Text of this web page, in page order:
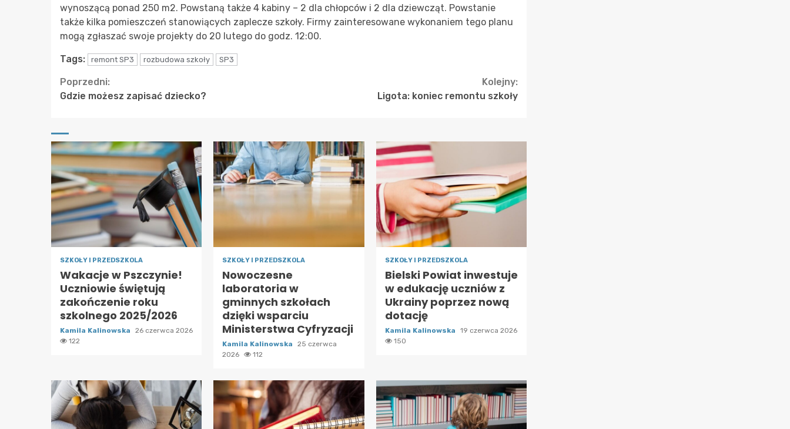
wynoszącą ponad 250 m2. Powstaną także 4 kabiny – 2 dla chłopców i 2 dla dziewcząt. Powstanie
także kilka pomieszczeń stanowiących zaplecze szkoły. Firmy zainteresowane wykonaniem tego planu
mogą zgłaszać swoje projekty do 20 lutego do godz. 12:00.
Tags: remont SP3 rozbudowa szkoły SP3
Continue
Poprzedni:
Gdzie możesz zapisać dziecko?
Kolejny:
Ligota: koniec remontu szkoły
SZKOŁY I PRZEDSZKOLA
Wakacje w Pszczynie!
Uczniowie świętują
zakończenie roku
szkolnego 2025/2026
Kamila Kalinowska
26 czerwca 2026
122
SZKOŁY I PRZEDSZKOLA
Nowoczesne
laboratoria w
gminnych szkołach
dzięki wsparciu
Ministerstwa Cyfryzacji
Kamila Kalinowska
25 czerwca
2026
112
SZKOŁY I PRZEDSZKOLA
Bielski Powiat inwestuje
w edukację uczniów z
Ukrainy poprzez nową
dotację
Kamila Kalinowska
19 czerwca 2026
150